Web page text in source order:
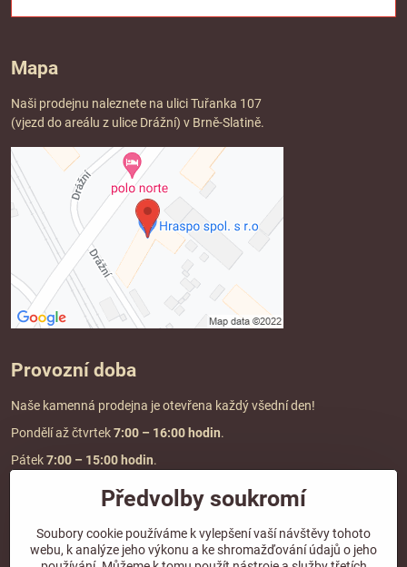
Mapa
Naši prodejnu naleznete na ulici Tuřanka 107
(vjezd do areálu z ulice Drážní) v Brně-Slatině.
Provozní doba
Naše kamenná prodejna je otevřena každý všední den!
Pondělí až čtvrtek7:00 – 16:00 hodin.
Pátek7:00 – 15:00 hodin.
Doprava a platba
DOPRAVA ZDARMA
Předvolby soukromí
Soubory cookie používáme k vylepšení vaší návštěvy tohoto
webu, k analýze jeho výkonu a ke shromažďování údajů o jeho